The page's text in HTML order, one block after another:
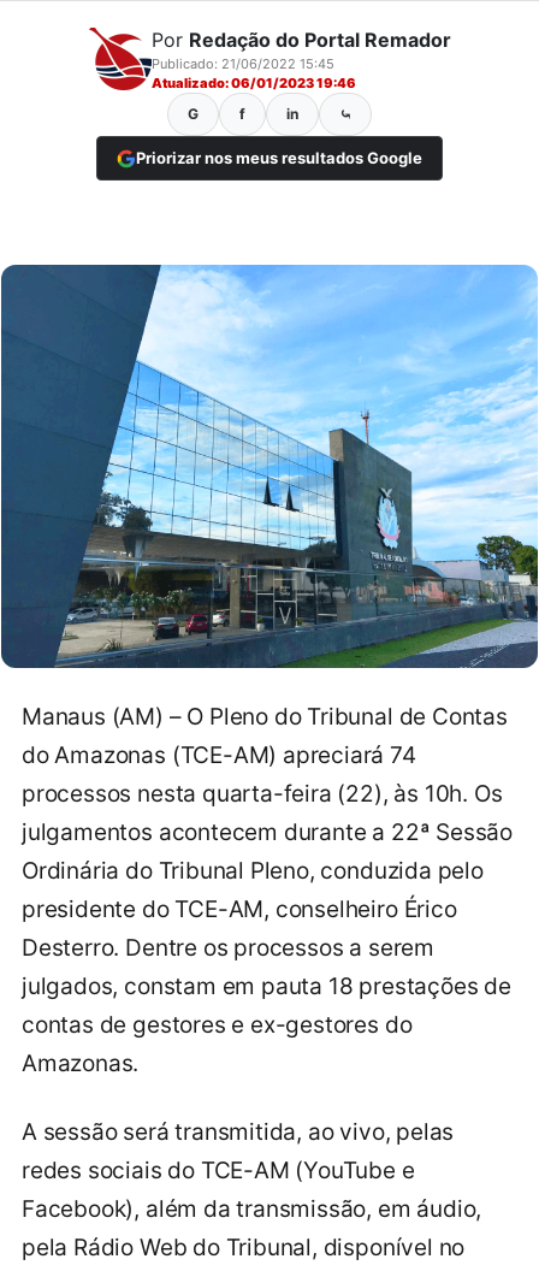
Por Redação do Portal Remador
Publicado: 21/06/2022 15:45
Atualizado: 06/01/2023 19:46
G f in ⤿
Priorizar nos meus resultados Google
Manaus (AM) – O Pleno do Tribunal de Contas
do Amazonas (TCE-AM) apreciará 74
processos nesta quarta-feira (22), às 10h. Os
julgamentos acontecem durante a 22ª Sessão
Ordinária do Tribunal Pleno, conduzida pelo
presidente do TCE-AM, conselheiro Érico
Desterro. Dentre os processos a serem
julgados, constam em pauta 18 prestações de
contas de gestores e ex-gestores do
Amazonas.
A sessão será transmitida, ao vivo, pelas
redes sociais do TCE-AM (YouTube e
Facebook), além da transmissão, em áudio,
pela Rádio Web do Tribunal, disponível no